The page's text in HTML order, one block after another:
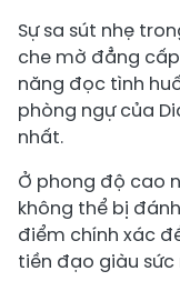
Sự sa sút nhẹ
che mờ đẳng
năng đọc tình
phòng ngự của
nhất.
Ở phong độ cao
không thể bị
điểm chính xác
tiền đạo giàu sức